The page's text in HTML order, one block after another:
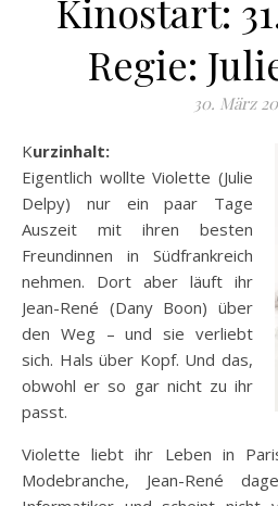
Kinostart:
Regie:
30. März
Kurzinhalt:
Eigentlich wollte Violette (Julie
Delpy) nur ein paar Tage
Auszeit mit ihren besten
Freundinnen in Südfrankreich
nehmen. Dort aber läuft ihr
Jean-René (Dany Boon) über
den Weg – und sie verliebt
sich. Hals über Kopf. Und das,
obwohl er so gar nicht zu ihr
passt.
Violette liebt ihr Leben in
Modebranche, Jean-René